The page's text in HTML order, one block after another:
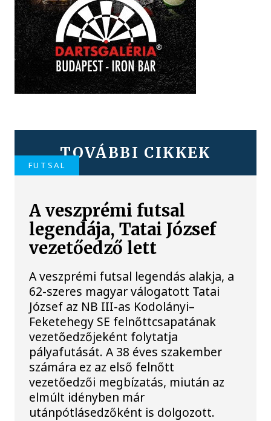
TOVÁBBI CIKKEK
FUTSAL
A veszprémi futsal
legendája, Tatai József
vezetőedző lett
A veszprémi futsal legendás alakja, a
62-szeres magyar válogatott Tatai
József az NB III-as Kodolányi–
Feketehegy SE felnőttcsapatának
vezetőedzőjeként folytatja
pályafutását. A 38 éves szakember
számára ez az első felnőtt
vezetőedzői megbízatás, miután az
elmúlt idényben már
utánpótlásedzőként is dolgozott.